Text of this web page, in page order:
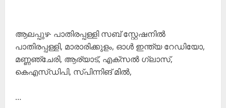
ആലപ്പുഴ∙ പാതിരപ്പള്ളി സബ് സ്റ്റേഷനിൽ
പാതിരപ്പള്ളി, മാരാരിക്കുളം, ഓൾ ഇന്ത്യ റേഡിയോ,
മണ്ണഞ്ചേരി, ആര്യാട്, എക്സൽ ഗ്ലാസ്,
കെഎസ്ഡിപി, സ്പിന്നിങ് മിൽ,
…